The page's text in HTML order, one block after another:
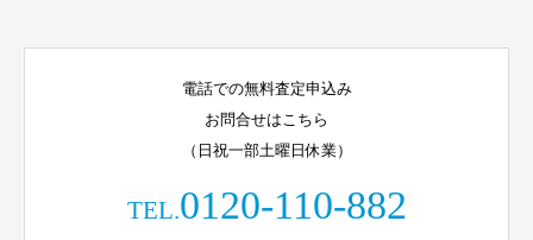
電話での無料査定申込み
お問合せはこちら
（日祝一部土曜日休業）
TEL.0120-110-882